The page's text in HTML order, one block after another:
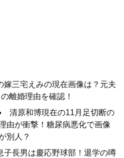
嫁三宅えみの現在画像は？元夫
離婚理由を確認！
清原和博現在の11月足切断の
由が衝撃！糖尿病悪化で画像
別人？
子長男は慶応野球部！退学の噂